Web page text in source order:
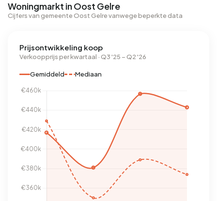
Woningmarkt in Oost Gelre
Cijfers van gemeente Oost Gelre vanwege beperkte data
Prijsontwikkeling koop
Verkoopprijs per kwartaal · Q3 '25 – Q2 '26
Gemiddeld Mediaan